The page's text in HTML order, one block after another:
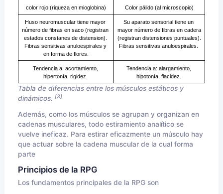
color rojo (riqueza en mioglobina) Color pálido (al microscopio)
Huso neuromuscular tiene mayor
número de fibras en saco (registran
estados constanes de distension).
Fibras sensitivas anuloespirales y
en forma de flores.
Su aparato sensorial tiene un
mayor número de fibras en cadera
Fibras sensitivas anuloespirales.
Tendencia a: acortamiento,
hipertonía, rigidez.
Tendencia a: alargamiento,
hipotonía, flacidez.
Tabla de diferencias entre los músculos estáticos y
dinámicos. [3]
Además, como los músculos se agrupan y organizan en
cadenas musculares, todo estiramiento analítico se
vuelve ineficaz. Para estirar eficazmente un músculo hay
que actuar sobre la cadena muscular de la cual forma
parte
Principios de la RPG
Los fundamentos principales de la RPG son